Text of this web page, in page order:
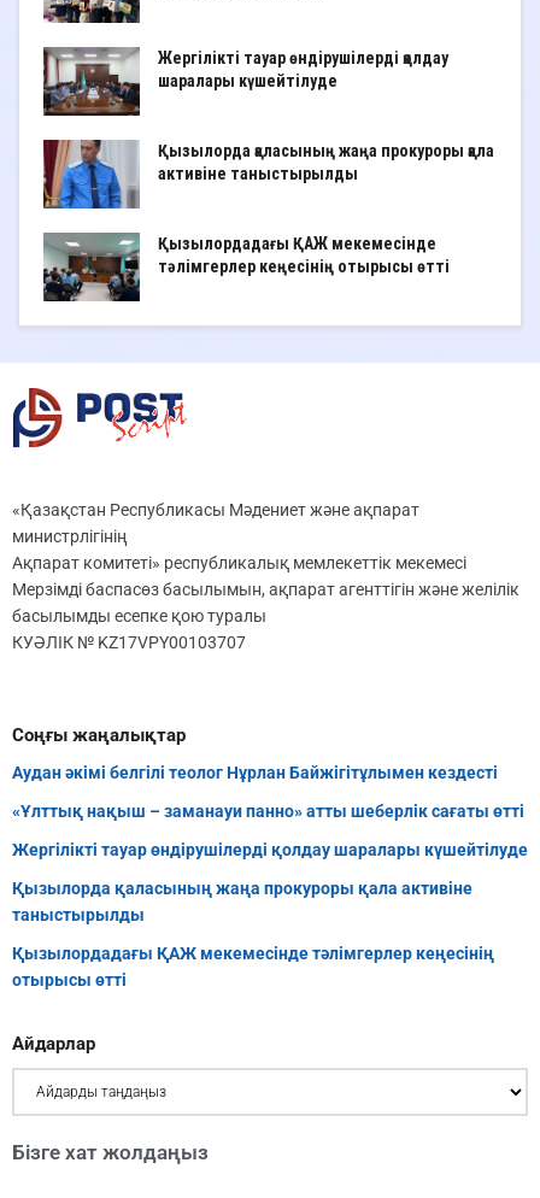
Жергілікті тауар өндірушілерді қолдау
шаралары күшейтілуде
Қызылорда қаласының жаңа прокуроры қала
активіне таныстырылды
Қызылордадағы ҚАЖ мекемесінде
тәлімгерлер кеңесінің отырысы өтті
«Қазақстан Республикасы Мәдениет және ақпарат
министрлігінің
Ақпарат комитеті» республикалық мемлекеттік мекемесі
Мерзімді баспасөз басылымын, ақпарат агенттігін және желілік
басылымды есепке қою туралы
КУӘЛІК № KZ17VPY00103707
Соңғы жаңалықтар
Аудан әкімі белгілі теолог Нұрлан Байжігітұлымен кездесті
«Ұлттық нақыш – заманауи панно» атты шеберлік сағаты өтті
Жергілікті тауар өндірушілерді қолдау шаралары күшейтілуде
Қызылорда қаласының жаңа прокуроры қала активіне
таныстырылды
Қызылордадағы ҚАЖ мекемесінде тәлімгерлер кеңесінің
отырысы өтті
Айдарлар
Бізге хат жолдаңыз